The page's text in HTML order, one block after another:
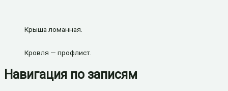
Крыша ломанная.
Кровля — профлист.
Навигация по записям